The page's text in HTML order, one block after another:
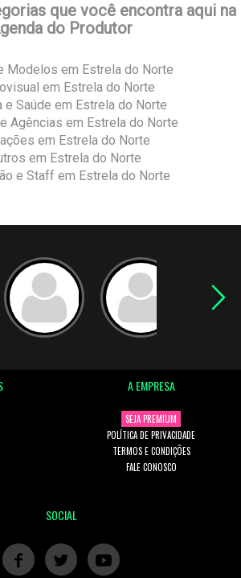
que você encontra aqui na
do Produtor
Modelos em Estrela do Norte
em Estrela do Norte
e Saúde em Estrela do Norte
Agências em Estrela do Norte
em Estrela do Norte
em Estrela do Norte
e Staff em Estrela do Norte
A EMPRESA
SEJA PREMIUM
POLÍTICA DE PRIVACIDADE
TERMOS E CONDIÇÕES
FALE CONOSCO
SOCIAL